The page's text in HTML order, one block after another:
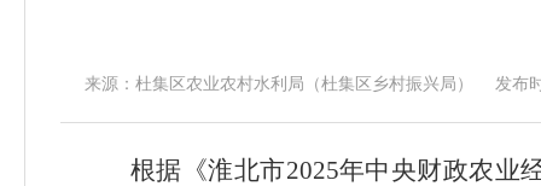
来源：杜集区农业农村水利局（杜集区乡村振兴局） 发
根据《淮北市2025年中央财政农业